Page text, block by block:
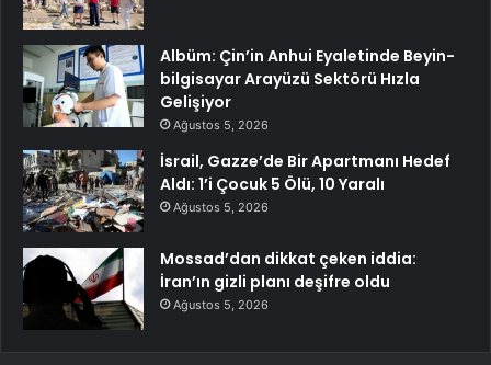
Albüm: Çin’in Anhui Eyaletinde Beyin-
bilgisayar Arayüzü Sektörü Hızla
Gelişiyor
Ağustos 5, 2026
İsrail, Gazze’de Bir Apartmanı Hedef
Aldı: 1’i Çocuk 5 Ölü, 10 Yaralı
Ağustos 5, 2026
Mossad’dan dikkat çeken iddia:
İran’ın gizli planı deşifre oldu
Ağustos 5, 2026